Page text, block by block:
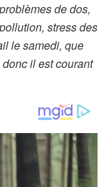
de dos,
stress des
le samedi, que
il est courant